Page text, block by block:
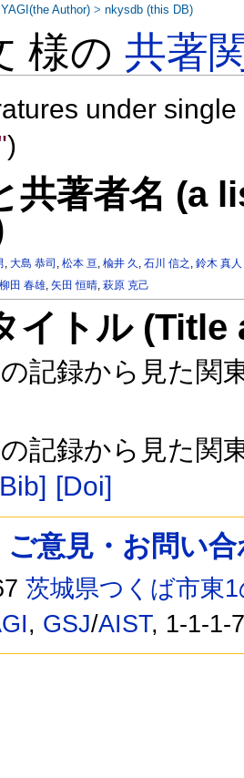
様の共著
under
)
共著者名 (a
,大島 恭司 ,松本 亘,楡井 久 ,石川 信之 ,鈴木 真人
柳田 春雄,矢田 恒晴,萩原 克己
イトル
記録から見た関
記録から見た関
[Doi]
Author) >nkysdb (this DB)
ご意見・お問い
茨城県つくば市東
, GSJ/AIST, 1-1-1-